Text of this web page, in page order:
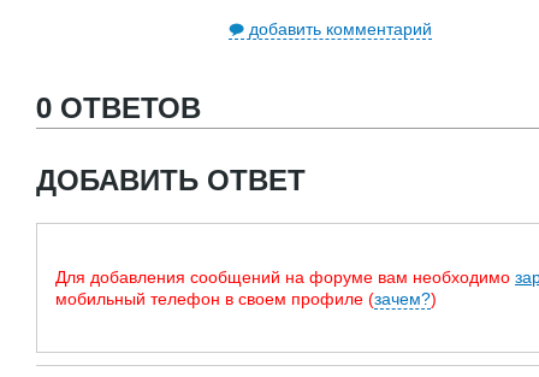
добавить комментарий
0 ОТВЕТОВ
ДОБАВИТЬ ОТВЕТ
Для добавления сообщений на форуме вам необходимо
мобильный телефон в своем профиле (зачем?)